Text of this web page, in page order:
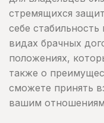
стремящихся
себе
видах брачных
положениях,
также о
сможете принять
вашим